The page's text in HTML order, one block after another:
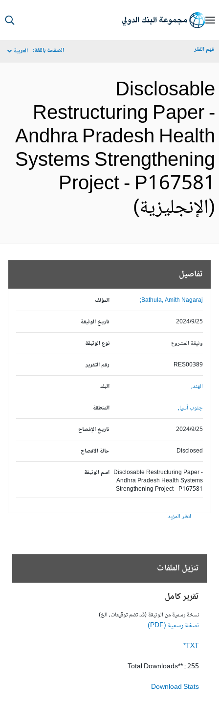
الفقر الصفحة باللغة: العربية
Restructuring Paper
Andhra Pradesh
Systems
Project -
تفاصيل
المؤلف Bathula, Amith Nagaraj;
تاريخ الوثيقة 2024/9/25
نوع الوثيقة وثيقة المشروع
رقم التقرير RES00389
البلد الهند,
المنطقة جنوب آسيا,
تاريخ الإفصاح 2024/9/25
حالة الافصاح Disclosed
اسم الوثيقة Disclosable Restructuring Paper -
Andhra Pradesh Health Systems
Strengthening Project - P167581
انظر المزيد
تنزيل الملفات
تقرير كامل
نسخة رسمية من الوثيقة (قد تضم توقيعات، الخ)
نسخة رسمية (PDF)
TXT*
Total Downloads** : 255
Download Stats